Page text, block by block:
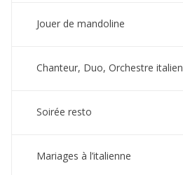
Jouer de mandoline
Chanteur, Duo, Orchestre italien
Soirée resto
Mariages à l’italienne